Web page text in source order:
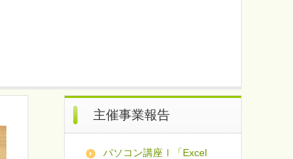
主催事業報告
パソコン講座Ⅰ「Excel